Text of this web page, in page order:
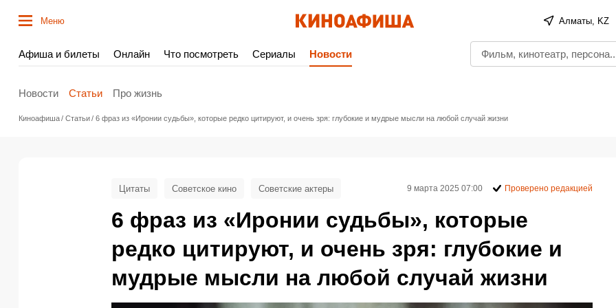
Меню Алматы, KZ
Афиша и билеты Онлайн Что посмотреть Сериалы Новости
Новости Статьи Про жизнь
Киноафиша Статьи 6 фраз из «Иронии судьбы», которые редко цитируют, и очень зря: глубокие и мудрые мысли на любой случай жизни
6 фраз из «Иронии судьбы», которые
редко цитируют, и очень зря: глубокие и
мудрые мысли на любой случай жизни
Цитаты Советское кино Советские актеры 9 марта 2025 07:00 Проверено редакцией